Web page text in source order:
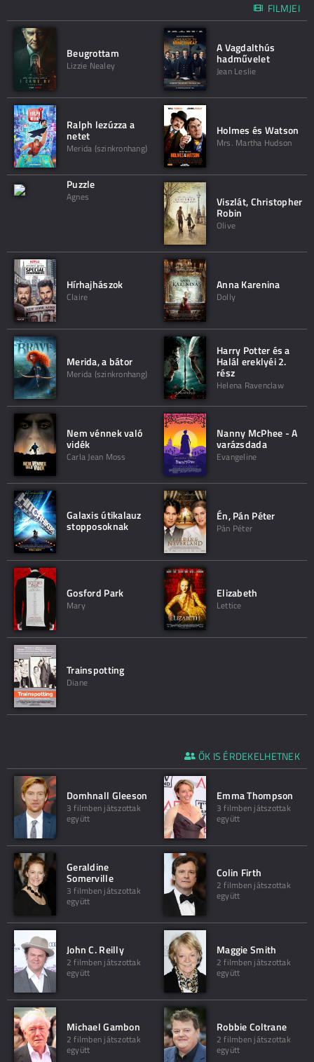
FILMJEI
Beugrottam
Lizzie Nealey
A Vagdalthús
hadművelet
Jean Leslie
Ralph lezúzza a
netet
Merida (szinkronhang)
Holmes és Watson
Mrs. Martha Hudson
Puzzle
Agnes Viszlát, Christopher
Robin
Olive
Hírhajhászok
Claire
Anna Karenina
Dolly
Merida, a bátor
Merida (szinkronhang)
Harry Potter és a
Halál ereklyéi 2.
rész
Helena Ravenclaw
Nem vénnek való
vidék
Carla Jean Moss
Nanny McPhee - A
varázsdada
Evangeline
Galaxis útikalauz
stopposoknak
Én, Pán Péter
Pán Péter
Gosford Park
Mary
Elizabeth
Lettice
Trainspotting
Diane
ŐK IS ÉRDEKELHETNEK
Domhnall Gleeson
3 filmben játszottak
együtt
Emma Thompson
3 filmben játszottak
együtt
Geraldine
Somerville
3 filmben játszottak
együtt
Colin Firth
2 filmben játszottak
együtt
John C. Reilly
2 filmben játszottak
együtt
Maggie Smith
2 filmben játszottak
együtt
Michael Gambon
2 filmben játszottak
együtt
Robbie Coltrane
2 filmben játszottak
együtt